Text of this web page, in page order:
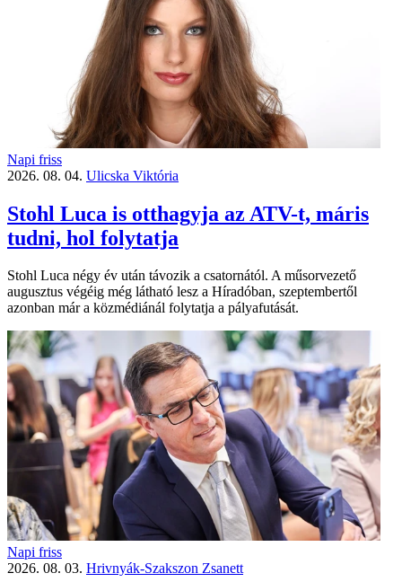
Napi friss
2026. 08. 04. Ulicska Viktória
Stohl Luca is otthagyja az ATV-t, máris
tudni, hol folytatja
Stohl Luca négy év után távozik a csatornától. A műsorvezető
augusztus végéig még látható lesz a Híradóban, szeptembertől
azonban már a közmédiánál folytatja a pályafutását.
Napi friss
2026. 08. 03. Hrivnyák-Szakszon Zsanett